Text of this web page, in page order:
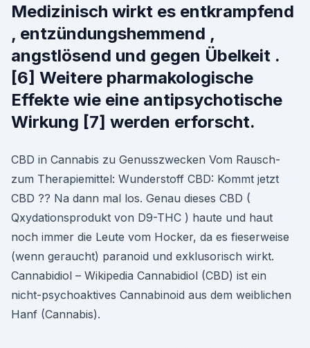
Medizinisch wirkt es entkrampfend
, entzündungshemmend ,
angstlösend und gegen Übelkeit .
[6] Weitere pharmakologische
Effekte wie eine antipsychotische
Wirkung [7] werden erforscht.
CBD in Cannabis zu Genusszwecken Vom Rausch-
zum Therapiemittel: Wunderstoff CBD: Kommt jetzt
CBD ?? Na dann mal los. Genau dieses CBD (
Qxydationsprodukt von D9-THC ) haute und haut
noch immer die Leute vom Hocker, da es fieserweise
(wenn geraucht) paranoid und exklusorisch wirkt.
Cannabidiol – Wikipedia Cannabidiol (CBD) ist ein
nicht-psychoaktives Cannabinoid aus dem weiblichen
Hanf (Cannabis).